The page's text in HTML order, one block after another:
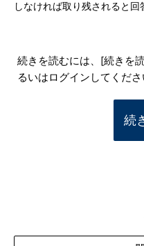
しなければ取り残されると回
続きを読むには、[続きを
るいはログインしてくださ
続